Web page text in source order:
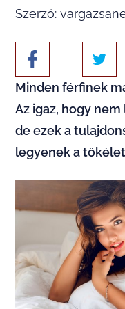
Szerző:
Minden férfinek
Az igaz, hogy
de ezek a
legyenek a